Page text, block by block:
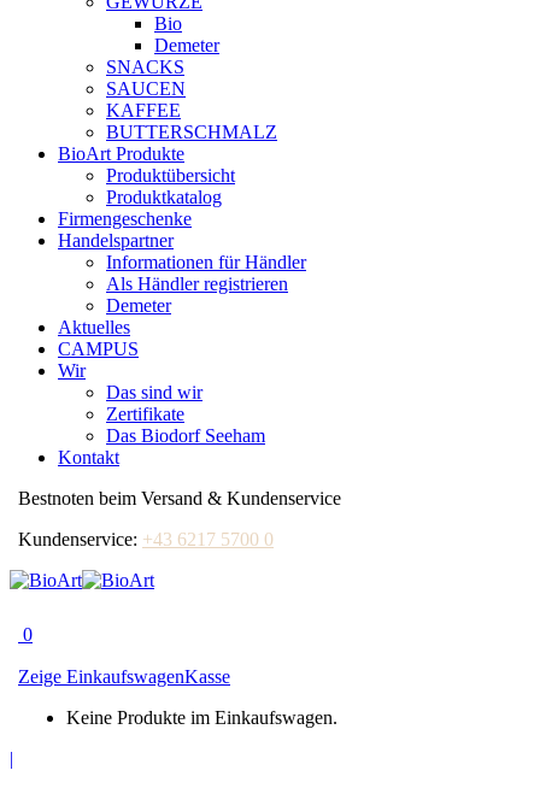
Bio
Demeter
SNACKS
SAUCEN
KAFFEE
BUTTERSCHMALZ
BioArt Produkte
Produktübersicht
Produktkatalog
Firmengeschenke
Handelspartner
Informationen für Händler
Als Händler registrieren
Demeter
Aktuelles
CAMPUS
Wir
Das sind wir
Zertifikate
Das Biodorf Seeham
Kontakt
Bestnoten beim Versand & Kundenservice
Kundenservice: +43 6217 5700 0
0
Zeige EinkaufswagenKasse
Keine Produkte im Einkaufswagen.
|